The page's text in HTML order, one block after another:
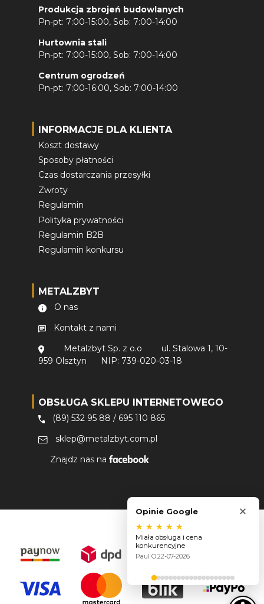
Produkcja zbrojeń budowlanych
Pn-pt: 7:00-15:00, Sob: 7:00-14:00
Hurtownia stali
Pn-pt: 7:00-15:00, Sob: 7:00-14:00
Centrum ogrodzeń
Pn-pt: 7:00-16:00, Sob: 7:00-14:00
INFORMACJE DLA KLIENTA
Koszt dostawy
Sposoby płatności
Czas dostarczania przesyłki
Zwroty
Regulamin
Polityka prywatności
Regulamin B2B
Regulamin konkursu
METALZBYT
O nas
Kontakt z nami
Metalzbyt Sp. z o.o
ul. Stalowa 1, 10-
959 Olsztyn
NIP: 739-020-03-18
OBSŁUGA SKLEPU INTERNETOWEGO
(89) 532 95 88 / 695 110 865
sklep@metalzbyt.com.pl
Znajdz nas na
Opinie Google ×
★ ★ ★ ★ ★
Miała obsługa i cena
konkurencyjne
Paul O.22-07-2026